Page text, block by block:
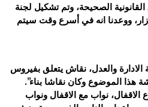
القانونية الصحيحة، وتم تشكيل لجنة
ووعدنا انه في أسرع وقت سيتم
والعدل، نقاش يتعلق بفيروس
هذا الموضوع وكان نقاشا بناء”.
نواب مع الاقفال ونواب